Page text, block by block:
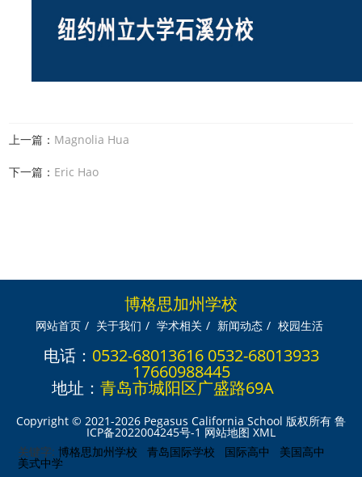
上一篇： Magnolia Hua
下一篇： Eric Hao
博格思加州学校
网站首页 / 关于我们 / 学术相关 / 新闻动态 / 校园生活
电话： 0532-68013616 0532-68013933
17660988445
地址： 青岛市城阳区广盛路69A
Copyright © 2021-2026 Pegasus California School 版权所有 鲁
ICP备2022004245号-1 网站地图 XML
关键字: 博格思加州学校 青岛国际学校 国际高中 美国高中
美式中学